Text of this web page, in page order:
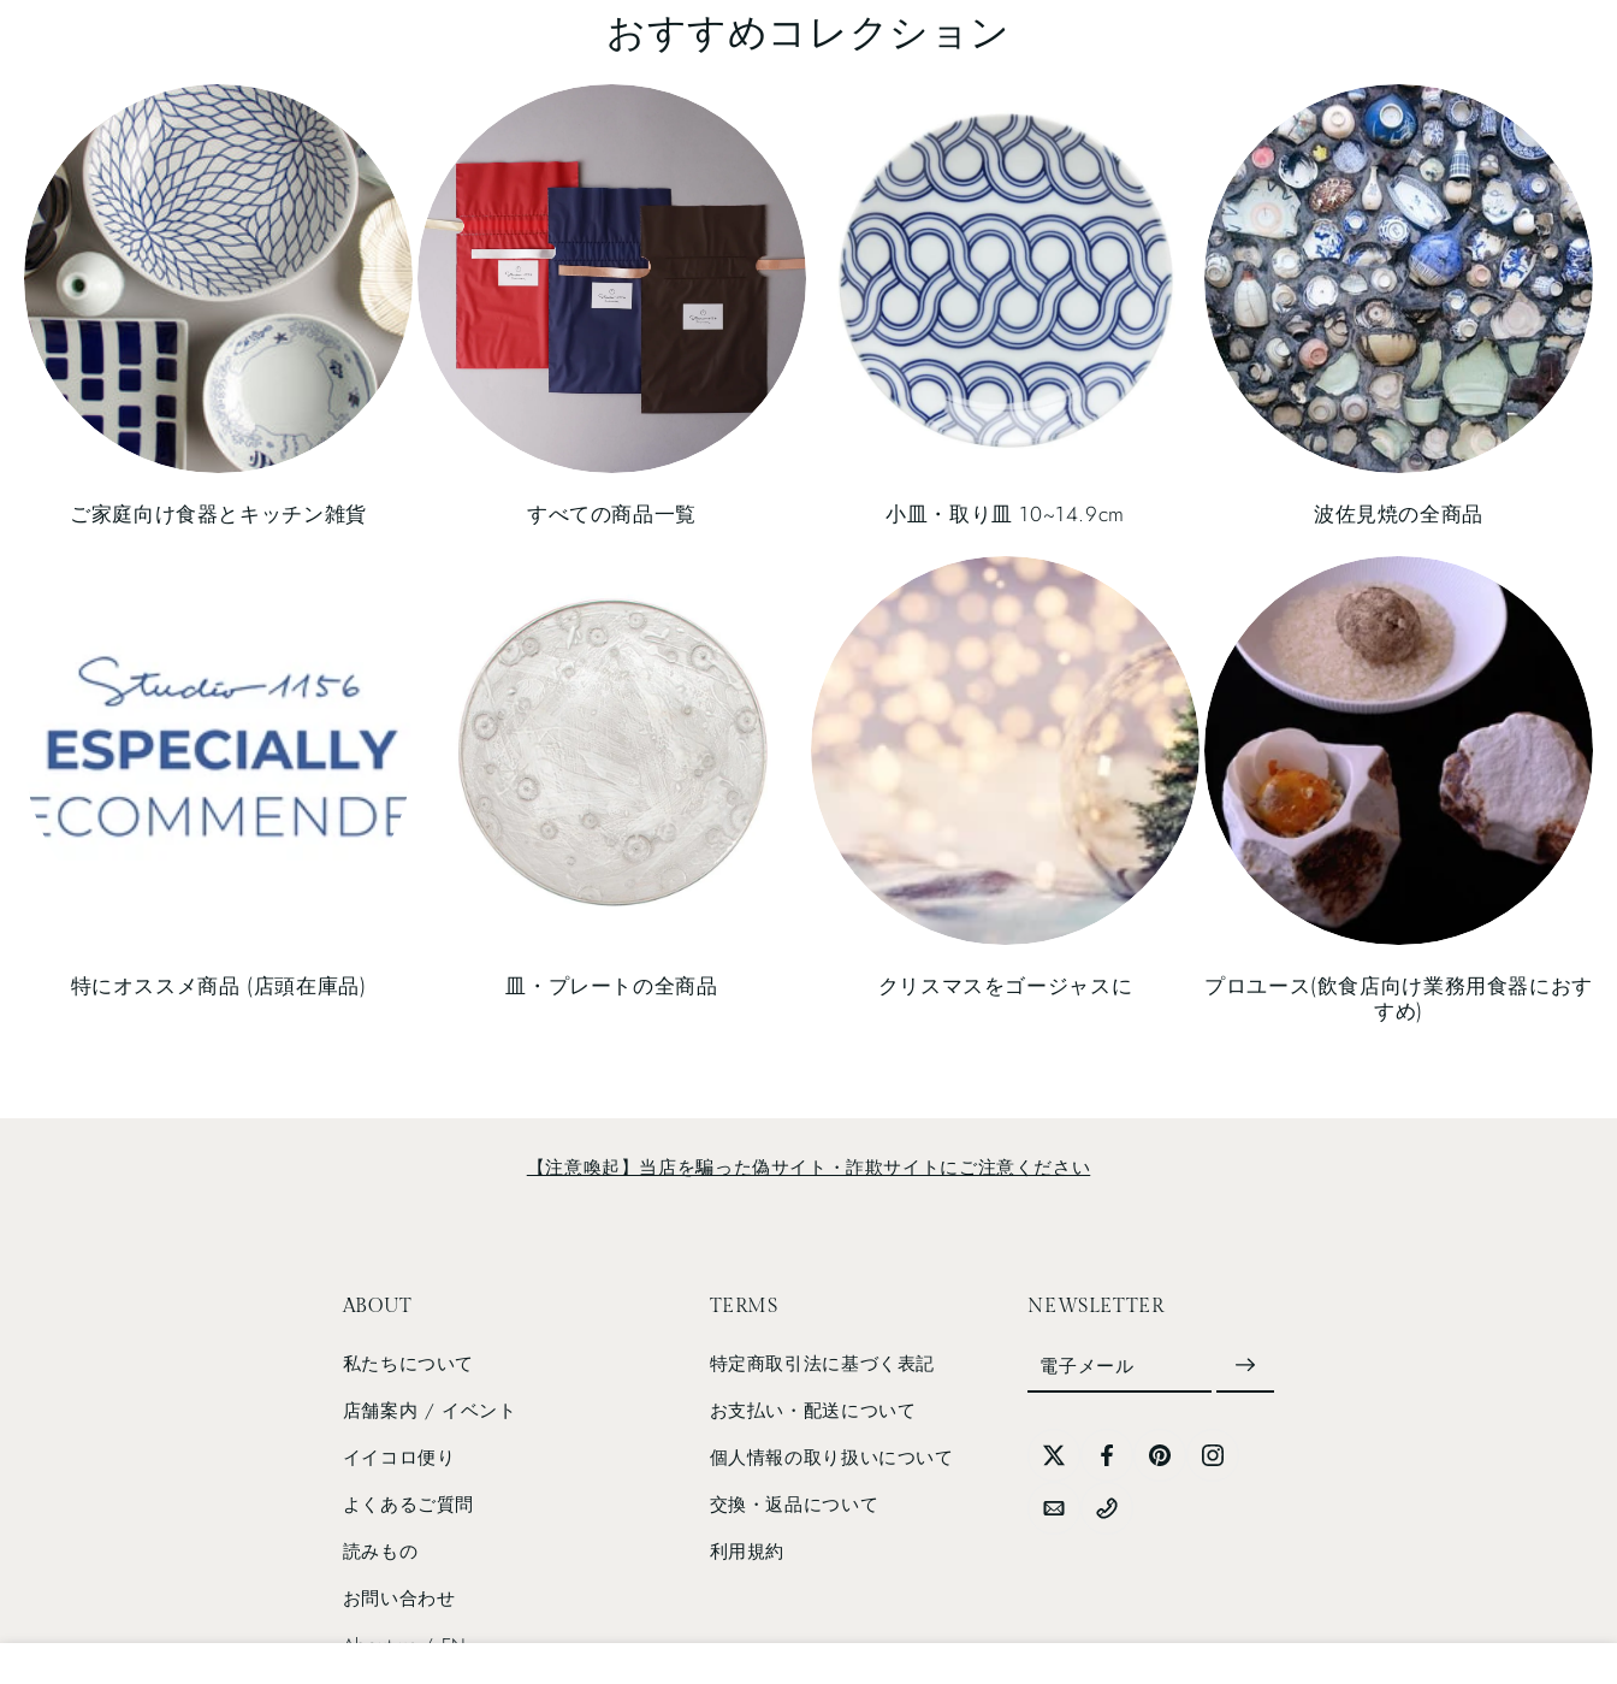
おすすめコレクション
ご家庭向け食器とキッチン雑貨 すべての商品一覧 小皿・取り皿 10~14.9cm 波佐見焼の全商品
特にオススメ商品 (店頭在庫品) 皿・プレートの全商品 クリスマスをゴージャスに
プロユース(飲食店向け業務用食器におす
すめ)
【注意喚起】当店を騙った偽サイト・詐欺サイトにご注意ください
ABOUT
私たちについて
店舗案内 / イベント
イイコロ便り
よくあるご質問
読みもの
お問い合わせ
About us / EN
TERMS
特定商取引法に基づく表記
お支払い・配送について
個人情報の取り扱いについて
交換・返品について
利用規約
NEWSLETTER
電子メール